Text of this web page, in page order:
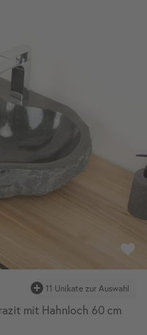
11 Unikate zur Auswahl
mit Hahnloch 60 cm